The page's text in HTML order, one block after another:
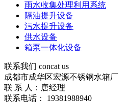
雨水收集处理利用系统
隔油提升设备
污水提升设备
供水设备
箱泵一体化设备
联系我们 concat us
成都市成华区宏源不锈钢水箱厂
联 系 人：唐经理
联系电话： 19381988940